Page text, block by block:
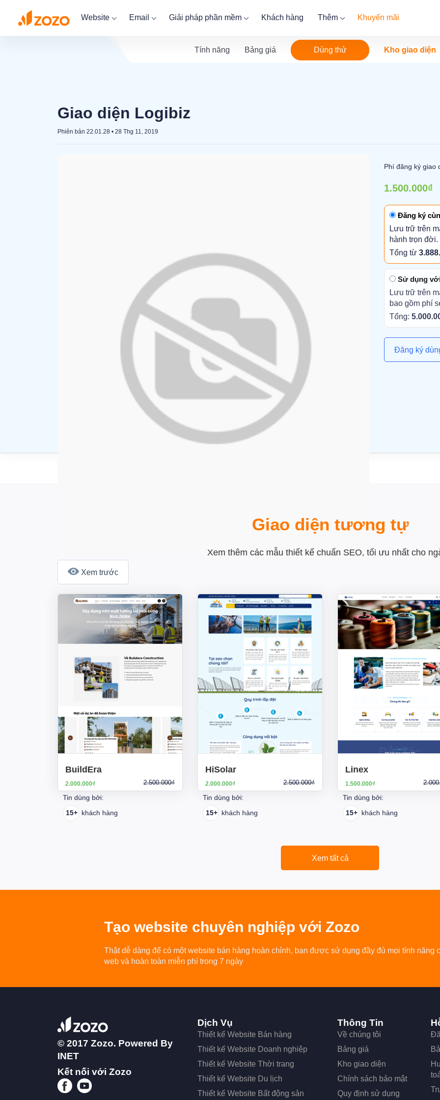
Website Email Giải pháp phần mềm Khách hàng Thêm Khuyến mãi
Tính năng Bảng giá Dùng thử Kho giao diện
Giao diện Logibiz
Phiên bản 22.01.28 • 28 Thg 11, 2019
Xem trước
Phí đăng ký giao
1.500.000₫
Đăng ký
Lưu trữ trên
hành trọn đời.
Tổng từ
Sử dụng
Lưu trữ trên
bao gồm phí
Tổng:
Đăng ký
Giao diện tương tự
Xem thêm các mẫu thiết kế chuẩn SEO, tối ưu nhất cho
BuildEra
2.000.000₫ 2.500.000₫
Tin dùng bởi:
15+ khách hàng
HiSolar
2.000.000₫ 2.500.000₫
Tin dùng bởi:
15+ khách hàng
Linex
1.500.000₫
Tin dùng bởi:
15+ khách hàng
Xem tất cả
Tạo website chuyên nghiệp với Zozo
Thật dễ dàng để có một website bán hàng hoàn chỉnh, bạn được sử dụng đầy đủ mọi tính năng
web và hoàn toàn miễn phí trong 7 ngày
© 2017 Zozo. Powered By
INET
Kết nối với Zozo
Dịch Vụ
Thiết kế Website Bán hàng
Thiết kế Website Doanh nghiệp
Thiết kế Website Thời trang
Thiết kế Website Du lịch
Thiết kế Website Bất động sản
Thông Tin
Về chúng tôi
Bảng giá
Kho giao diện
Chính sách bảo mật
Quy định sử dụng